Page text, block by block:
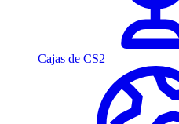
Cajas de CS2